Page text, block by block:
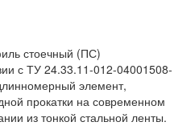
стоечный (ПС)
с ТУ 24.33.11-012-04001508-
элемент,
прокатки на современном
из тонкой стальной ленты.